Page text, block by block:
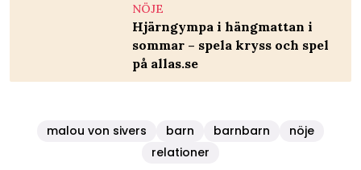
NÖJE
Hjärngympa i hängmattan i
sommar – spela kryss och spel
på allas.se
malou von sivers barn barnbarn
nöje
relationer